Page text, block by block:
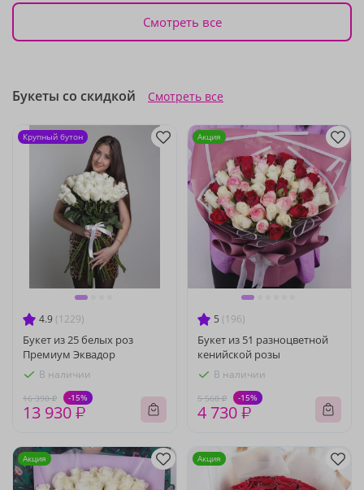
Смотреть все
Букеты со скидкой Смотреть все
4.9 (1229)
Букет из 25 белых роз
Премиум Эквадор
В наличии
16 390 ₽ -15%
13 930 ₽
Крупный бутон
5 (196)
Букет из 51 разноцветной
кенийской розы
В наличии
5 560 ₽ -15%
4 730 ₽
Акция
Акция Акция